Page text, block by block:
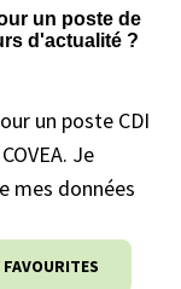
un poste de
d'actualité ?
un poste CDI
Je
mes données
FAVOURITES